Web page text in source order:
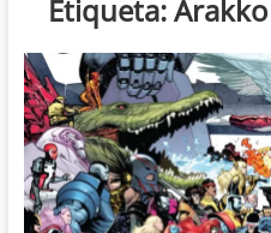
Etiqueta:Arakko